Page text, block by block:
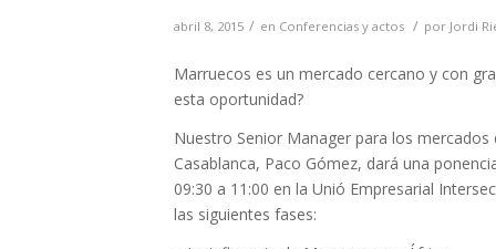
abril 8, 2015 / en Conferencias y actos / por Jordi
Marruecos es un mercado cercano y con
esta oportunidad?
Nuestro Senior Manager para los
Casablanca, Paco Gómez, dará una
09:30 a 11:00 en la Unió Empresarial
las siguientes fases: